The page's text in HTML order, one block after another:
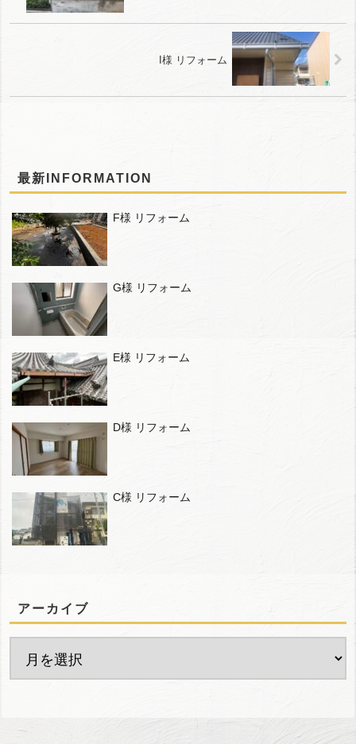
I様 リフォーム
最新INFORMATION
F様 リフォーム
G様 リフォーム
E様 リフォーム
D様 リフォーム
C様 リフォーム
アーカイブ